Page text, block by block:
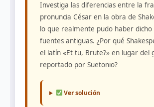
Investiga las diferencias entre la
pronuncia César en la obra de
lo que realmente pudo haber dicho
fuentes antiguas. ¿Por qué
el latín «Et tu, Brute?» en lugar del
reportado por Suetonio?
Ver solución